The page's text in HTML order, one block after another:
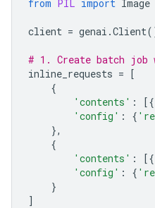
from PIL import Image
client = genai .Client
# 1. Create batch
inline_requests = [
{
'contents' : [{
'config' : {
},
{
'contents' : [{
'config' : {
}
]